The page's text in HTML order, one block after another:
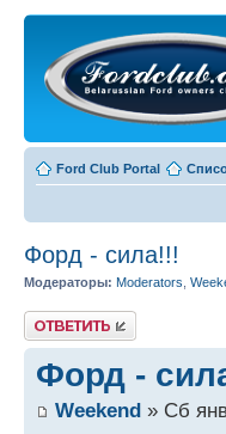
Ford Club Portal
Форд - сила!!!
Модераторы: Moderators
Ответить
Форд -
Weekend » Сб